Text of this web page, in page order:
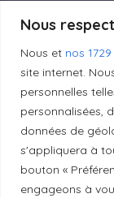
Nous
Nous et nos
site internet.
personnelles
personnalisées,
données de
s'appliquera à
bouton «
engageons à